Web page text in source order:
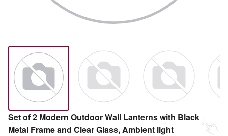
Set of 2 Modern Outdoor Wall Lanterns with Black
Metal Frame and Clear Glass, Ambient light